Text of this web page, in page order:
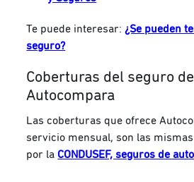
Te puede interesar: ¿Se pueden
seguro?
Coberturas del seguro
Autocompara
Las coberturas que ofrece
servicio mensual, son las
por la CONDUSEF, seguros de auto